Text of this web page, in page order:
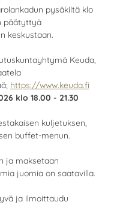
pysäkiltä klo
päätyttyä
keskustaan.
Keuda,
https://www.keuda.fi
klo 18.00 - 21.30
kuljetuksen,
buffet-menun.
ja maksetaan
juomia on saatavilla.
ja ilmoittaudu